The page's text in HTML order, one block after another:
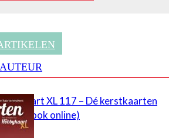
XL 117 – Dé kerstkaarten
2025 (ook online)